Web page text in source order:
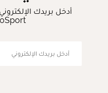
أدخل بريدك